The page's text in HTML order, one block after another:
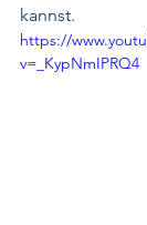
kannst.
https://
v=_KypNmIPRQ4